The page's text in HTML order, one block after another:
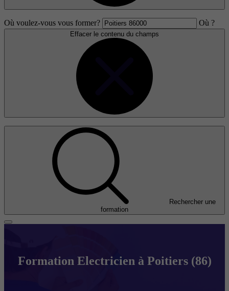
Où voulez-vous vous former? Où ?
Effacer le contenu du champs
Rechercher une
formation
Formation Electricien à Poitiers (86)